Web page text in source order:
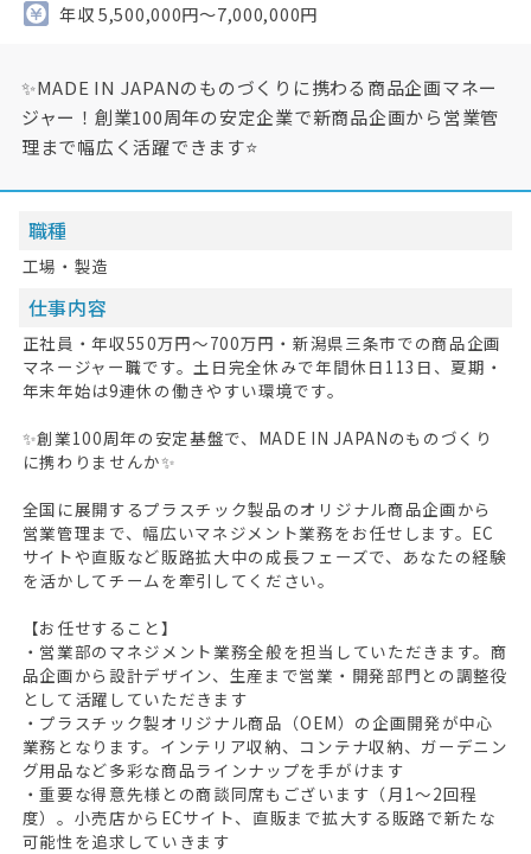
年収 5,500,000円～7,000,000円
✨MADE IN JAPANのものづくりに携わる商品企画マネー
ジャー！創業100周年の安定企業で新商品企画から営業管
理まで幅広く活躍できます⭐
職種
工場・製造
仕事内容
正社員・年収550万円〜700万円・新潟県三条市での商品企画
マネージャー職です。土日完全休みで年間休日113日、夏期・
年末年始は9連休の働きやすい環境です。
✨創業100周年の安定基盤で、MADE IN JAPANのものづくり
に携わりませんか✨
全国に展開するプラスチック製品のオリジナル商品企画から
営業管理まで、幅広いマネジメント業務をお任せします。EC
サイトや直販など販路拡大中の成長フェーズで、あなたの経験
を活かしてチームを牽引してください。
【お任せすること】
・営業部のマネジメント業務全般を担当していただきます。商
品企画から設計デザイン、生産まで営業・開発部門との調整役
として活躍していただきます
・プラスチック製オリジナル商品（OEM）の企画開発が中心
業務となります。インテリア収納、コンテナ収納、ガーデニン
グ用品など多彩な商品ラインナップを手がけます
・重要な得意先様との商談同席もございます（月1〜2回程
度）。小売店からECサイト、直販まで拡大する販路で新たな
可能性を追求していきます